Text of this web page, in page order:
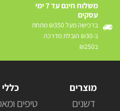
משלוח חינם עד 7 ימי
עסקים
ברכישה מעל ₪350 מתחת
ב-₪30 הובלת מדרכה
ב₪250
מוצרים
דשנים
כללי
טיפים